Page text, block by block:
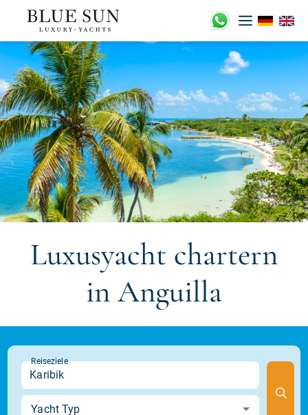
Zum
Inhalt
springen
Luxusyacht chartern
in Anguilla